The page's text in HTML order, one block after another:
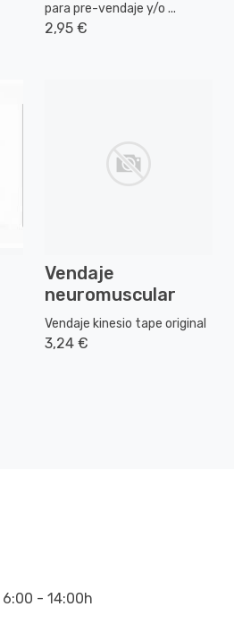
para pre-vendaje y/o ...
2,95 €
Vendaje
neuromuscular
Vendaje kinesio tape original
3,24 €
6:00 - 14:00h